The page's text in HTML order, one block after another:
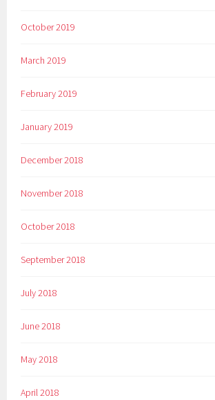
October 2019
March 2019
February 2019
January 2019
December 2018
November 2018
October 2018
September 2018
July 2018
June 2018
May 2018
April 2018